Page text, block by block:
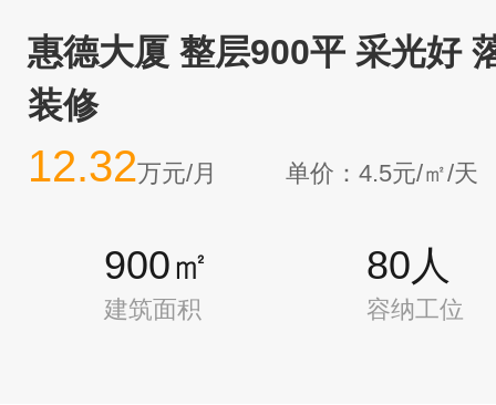
惠德大厦 整层900平 采光好
装修
12.32万元/月 单价：4.5元/㎡/天
900㎡
建筑面积
80人
容纳工位